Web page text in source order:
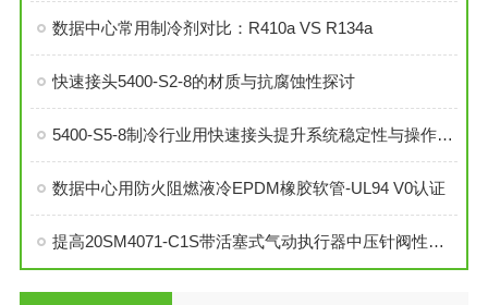
数据中心常用制冷剂对比：R410a VS R134a
快速接头5400-S2-8的材质与抗腐蚀性探讨
5400-S5-8制冷行业用快速接头提升系统稳定性与操作便捷性
数据中心用防火阻燃液冷EPDM橡胶软管-UL94 V0认证
提高20SM4071-C1S带活塞式气动执行器中压针阀性能的技巧